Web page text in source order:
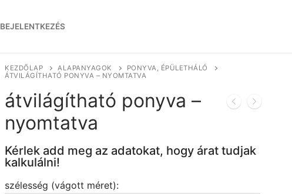
BEJELENTKEZÉS
KEZDŐLAP ALAPANYAGOK
PONYVA, ÉPÜLETHÁLÓ
ÁTVILÁGÍTHATÓ PONYVA – NYOMTATVA
átvilágítható ponyva –
nyomtatva
Kérlek add meg az adatokat, hogy árat tudjak
kalkulálni!
szélesség (vágott méret):